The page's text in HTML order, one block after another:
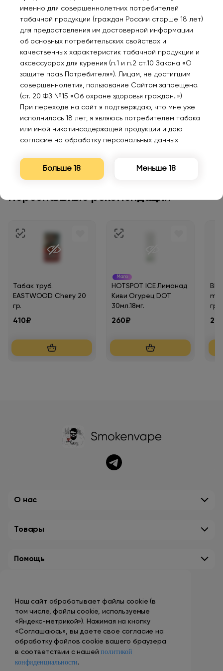
Наш сайт обрабатывает файлы cookie (в
том числе, файлы cookie, используемые
«Яндекс-метрикой»). Нажимая на кнопку
«Соглашаюсь», вы даете свое согласие на
обработку файлов cookie вашего браузера
в соответствии с нашейполитикой
конфиденциальности.
Нет в наличии
HQD ABSOLUT SOUR LINE
Кислый гранатовый сок
560₽
Уведомить
Персональные рекомендации
Табак труб.
EASTWOOD Cherry 20
гр.
410₽
Мало
HOTSPOT ICE Лимонад
Киви Огурец DOT
30мл.18мг.
260₽
О нас
Товары
Помощь
+7 (495) 149-10-99
promo@smokenvape.su
пн-пт: 9:00 – 18:00
сб-вс: выходной
именно для совершеннолетних потребителей
табачной продукции (граждан России старше 18 лет)
для предоставления им достоверной информации
об основных потребительских свойствах и
качественных характеристик табачной продукции и
аксессуарах для курения (п.1 и п.2 ст.10 Закона «О
защите прав Потребителя»). Лицам, не достигшим
совершеннолетия, пользование Сайтом запрещено.
(ст. 20 ФЗ №15 «Об охране здоровья граждан..»)
При переходе на сайт я подтверждаю, что мне уже
исполнилось 18 лет, я являюсь потребителем табака
или иной никотинсодержащей продукции и даю
согласие на обработку персональных данных
Больше 18 Меньше 18